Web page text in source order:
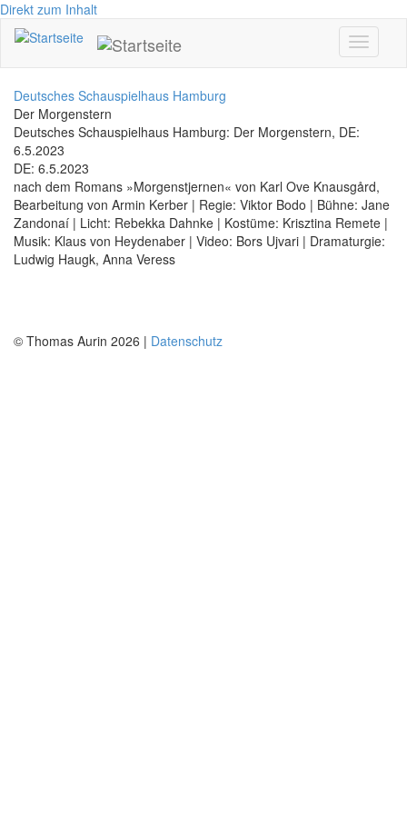
Direkt zum Inhalt
Toggle
Deutsches Schauspielhaus Hamburg
Der Morgenstern
Deutsches Schauspielhaus Hamburg: Der Morgenstern, DE:
6.5.2023
DE: 6.5.2023
nach dem Romans »Morgenstjernen« von Karl Ove Knausgård,
Bearbeitung von Armin Kerber | Regie: Viktor Bodo | Bühne: Jane
Zandonaí | Licht: Rebekka Dahnke | Kostüme: Krisztina Remete |
Musik: Klaus von Heydenaber | Video: Bors Ujvari | Dramaturgie:
Ludwig Haugk, Anna Veress
© Thomas Aurin 2026 | Datenschutz